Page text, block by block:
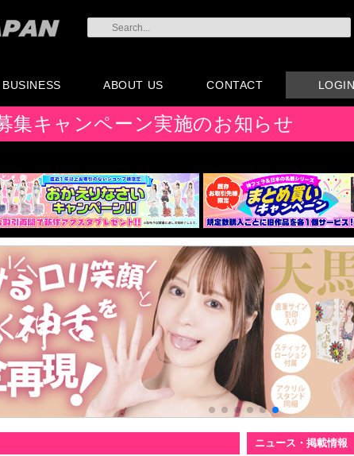
BUSINESS
登録
文方法・卸売りにつ
注文書
ログ
物配布
理店契約について
ABOUT US
取り扱い店リスト
CONTACT
お問い合わせ
付属品販売(一般のお
客様向け)
アイディア募集
LOGIN
集キャンペーン実施のお知らせ
ニュース・掲載情報